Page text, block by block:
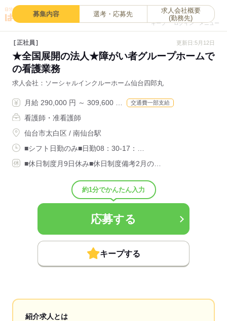
キープ
0
ログイン メニュー
募集内容 選考・応募先
求人会社概要
(勤務先)
正社員 更新日:5月12日
★全国展開の法人★障がい者グループホームで
の看護業務
求人会社 ソーシャルインクルーホーム仙台四郎丸
月給 290,000 円 ～ 309,600 … 交通費一部支給
看護師・准看護師
仙台市太白区 / 南仙台駅
■シフト日勤のみ■日勤08：30-17：…
■休日制度月9日休み■休日制度備考2月の…
約1分でかんたん入力
応募する
キープする
紹介求人とは